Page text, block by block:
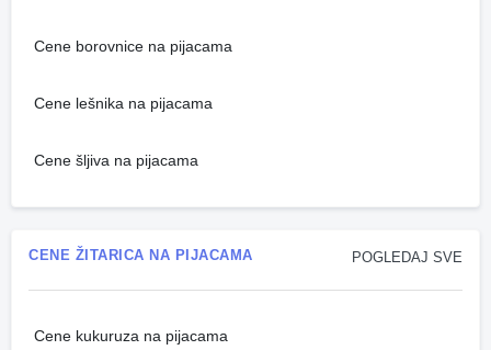
Cene borovnice na pijacama
Cene lešnika na pijacama
Cene šljiva na pijacama
POGLEDAJ SVE
CENE ŽITARICA NA PIJACAMA
Cene kukuruza na pijacama